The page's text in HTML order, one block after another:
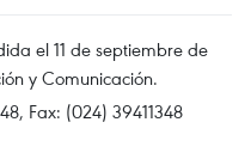
el 11 de septiembre de
y Comunicación.
Fax: (024) 39411348